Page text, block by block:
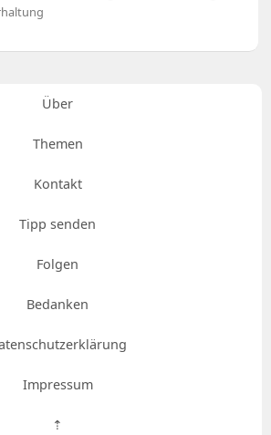
Über
Themen
Kontakt
Tipp senden
Folgen
Bedanken
Impressum
⇡